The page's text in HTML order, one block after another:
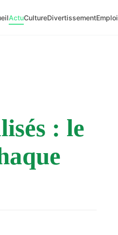
ActuCultureDivertissementEmploi
: le